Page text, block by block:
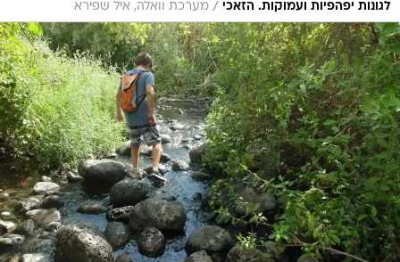
לגונות יפהפיות ועמוקות. הזאכי / מערכת וואלה, איל שפירא